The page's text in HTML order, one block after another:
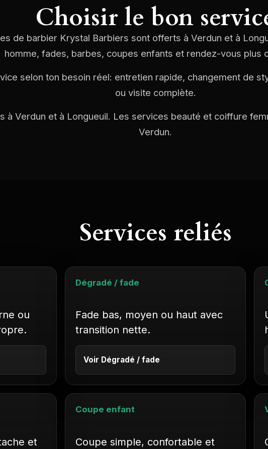
Choisir le bon
de barbier Krystal Barbiers sont offerts à Verdun et à
homme, fades, barbes, coupes enfants et rendez-vous plus
selon ton besoin réel: entretien rapide, changement de
ou visite complète.
à Verdun et à Longueuil. Les services beauté et coiffure
Verdun.
Services reliés
ou
Dégradé / fade
Fade bas, moyen ou haut avec
transition nette.
Voir Dégradé / fade
et
Coupe enfant
Coupe simple, confortable et